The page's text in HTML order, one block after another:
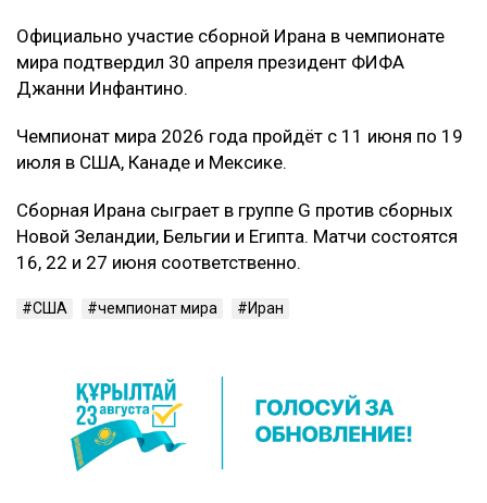
Официально участие сборной Ирана в чемпионате
мира подтвердил 30 апреля президент ФИФА
Джанни Инфантино.
Чемпионат мира 2026 года пройдёт с 11 июня по 19
июля в США, Канаде и Мексике.
Сборная Ирана сыграет в группе G против сборных
Новой Зеландии, Бельгии и Египта. Матчи состоятся
16, 22 и 27 июня соответственно.
США чемпионат мира Иран